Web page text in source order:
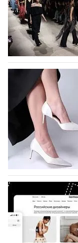
На участие в
подано 1047
На участие в
которая пройдет
по 1 октября,
половину из них
коллекции
07.08.2026 781
BALLINA
Shoes
Компания
Co., Ltd.,